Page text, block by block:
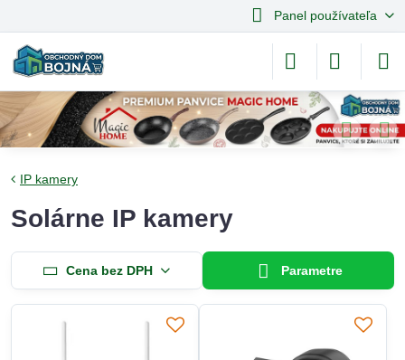
Panel používateľa
IP kamery
Solárne IP kamery
Cena bez DPH Parametre